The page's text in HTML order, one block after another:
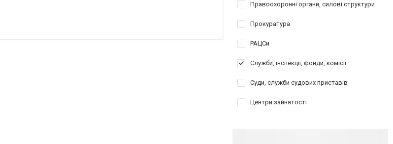
Правоохоронні органи, силові структури
Прокуратура
РАЦСи
Служби, інспекції, фонди, комісії
Суди, служби судових приставів
Центри зайнятості